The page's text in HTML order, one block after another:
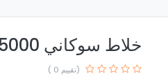
خلاط سوكاني 5000 وات 2.5 لتر SK-666N
(تقييم 0 )